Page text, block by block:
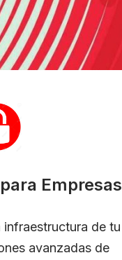
Empresas
de tu
avanzadas de